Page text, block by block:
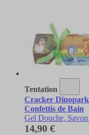
Tentation
Cracker
Confettis de Bain
Gel Douche,
14,90 €